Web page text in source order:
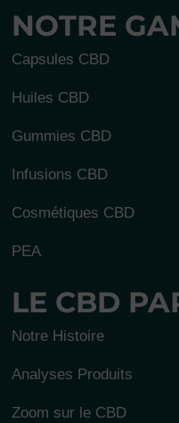
NOTRE
Capsules CBD
Huiles CBD
Gummies CBD
Infusions CBD
Cosmétiques CBD
PEA
LE CBD
Notre Histoire
Analyses Produits
Zoom sur le CBD